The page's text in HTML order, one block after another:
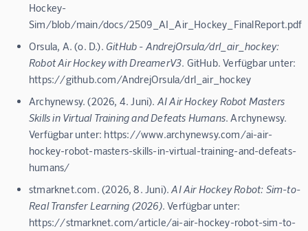
Hockey-
Sim/blob/main/docs/2509_AI_Air_Hockey_FinalReport.pdf
Orsula, A. (o. D.). GitHub - AndrejOrsula/drl_air_hockey:
Robot Air Hockey with DreamerV3. GitHub. Verfügbar unter:
https://github.com/AndrejOrsula/drl_air_hockey
Archynewsy. (2026, 4. Juni). AI Air Hockey Robot Masters
Skills in Virtual Training and Defeats Humans. Archynewsy.
Verfügbar unter: https://www.archynewsy.com/ai-air-
hockey-robot-masters-skills-in-virtual-training-and-defeats-
humans/
stmarknet.com. (2026, 8. Juni).AI Air Hockey Robot: Sim-to-
Real Transfer Learning (2026). Verfügbar unter:
https://stmarknet.com/article/ai-air-hockey-robot-sim-to-